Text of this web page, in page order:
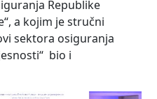
Republike
a kojim je stručni
sektora osiguranja
bio i